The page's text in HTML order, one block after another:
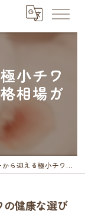
小チワ
相場ガ
小チワワの健康な選び方と価格相場ガイド
の健康な選び